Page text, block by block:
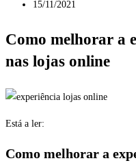
15/11/2021
Como melhorar a
nas lojas online
Está a ler:
Como melhorar a